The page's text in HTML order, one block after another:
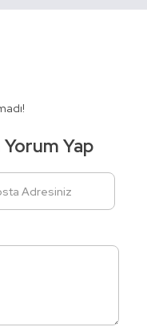
Yorum Yap
Adresiniz